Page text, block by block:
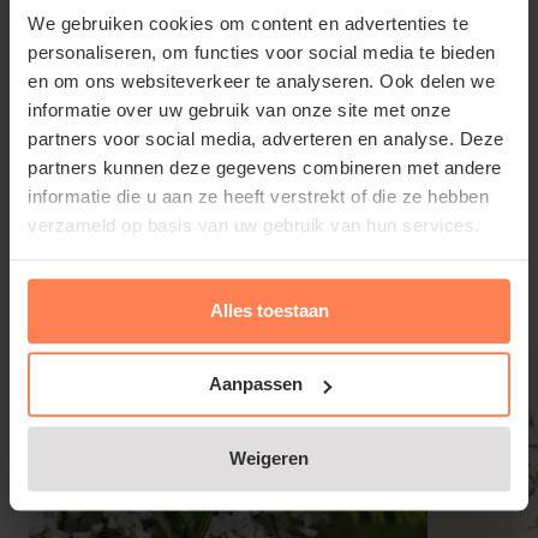
We gebruiken cookies om content en advertenties te
personaliseren, om functies voor social media te bieden
en om ons websiteverkeer te analyseren. Ook delen we
informatie over uw gebruik van onze site met onze
partners voor social media, adverteren en analyse. Deze
partners kunnen deze gegevens combineren met andere
informatie die u aan ze heeft verstrekt of die ze hebben
verzameld op basis van uw gebruik van hun services.
Alles toestaan
Aanpassen
Weigeren
Viburnum bodnantense 'Dawn'
snoeien en onderhouden
Afgevallen bladeren en een paar handen turf rond
de voet van de tuinplant zorgen voor een zurig
bodemklimaat en houden de bodem ook vochtig.
Viburnum bodnantense 'Dawn' in een mooie vorm
te houden. In het voorjaar kunnen dode takken
worden weggeknipt; wegsnoeien van het oude hout
zorgt voor verjonging van de tuinplant.
Lees meer
Gerelateerde producten